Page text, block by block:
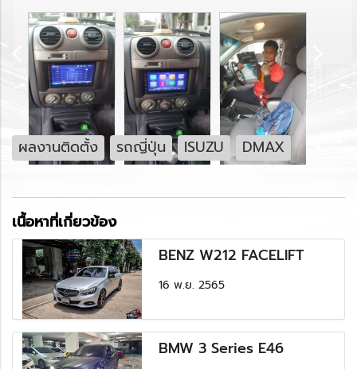
ผลงานติดตั้ง รถญี่ปุ่น ISUZU DMAX
เนื้อหาที่เกี่ยวข้อง
BENZ W212 FACELIFT
16 พ.ย. 2565
BMW 3 Series E46